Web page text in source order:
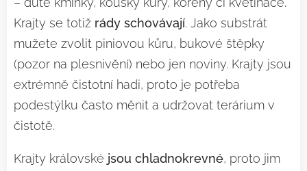
Krajty se totiž rády schovávají. Jako substrát
mužete zvolit piniovou kůru, bukové štěpky
(pozor na plesnivění) nebo jen noviny. Krajty jsou
extrémně čistotní hadi, proto je potřeba
podestýlku často měnit a udržovat terárium v
čistotě.
Krajty královské jsou chladnokrevné, proto jim